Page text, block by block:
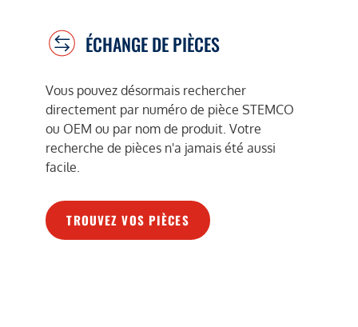
ÉCHANGE DE PIÈCES
Vous pouvez désormais rechercher
directement par numéro de pièce STEMCO
ou OEM ou par nom de produit. Votre
recherche de pièces n'a jamais été aussi
facile.
TROUVEZ VOS PIÈCES